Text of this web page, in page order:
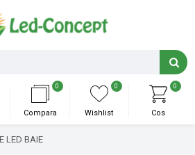
0
Cos
0
Wishlist
0
Compara
LED BAIE